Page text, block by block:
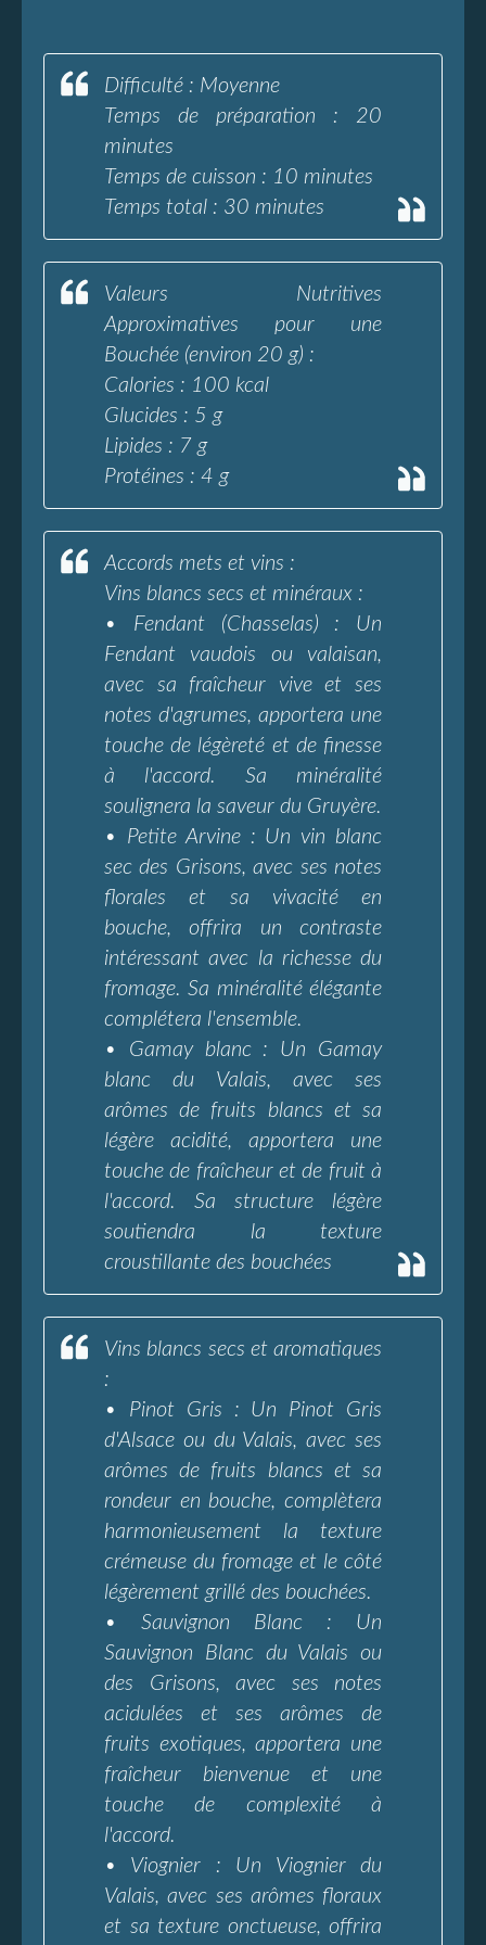
Difficulté : Moyenne
Temps de préparation : 20
minutes
Temps de cuisson : 10 minutes
Temps total : 30 minutes
Valeurs Nutritives
Approximatives pour une
Bouchée (environ 20 g) :
Calories : 100 kcal
Glucides : 5 g
Lipides : 7 g
Protéines : 4 g
Accords mets et vins :
Vins blancs secs et minéraux :
• Fendant (Chasselas) : Un
Fendant vaudois ou valaisan,
avec sa fraîcheur vive et ses
notes d'agrumes, apportera une
touche de légèreté et de finesse
à l'accord. Sa minéralité
soulignera la saveur du Gruyère.
• Petite Arvine : Un vin blanc
sec des Grisons, avec ses notes
florales et sa vivacité en
bouche, offrira un contraste
intéressant avec la richesse du
fromage. Sa minéralité élégante
complétera l'ensemble.
• Gamay blanc : Un Gamay
blanc du Valais, avec ses
arômes de fruits blancs et sa
légère acidité, apportera une
touche de fraîcheur et de fruit à
l'accord. Sa structure légère
soutiendra la texture
croustillante des bouchées
Vins blancs secs et aromatiques
:
• Pinot Gris : Un Pinot Gris
d'Alsace ou du Valais, avec ses
arômes de fruits blancs et sa
rondeur en bouche, complètera
harmonieusement la texture
crémeuse du fromage et le côté
légèrement grillé des bouchées.
• Sauvignon Blanc : Un
Sauvignon Blanc du Valais ou
des Grisons, avec ses notes
acidulées et ses arômes de
fruits exotiques, apportera une
fraîcheur bienvenue et une
touche de complexité à
l'accord.
• Viognier : Un Viognier du
Valais, avec ses arômes floraux
et sa texture onctueuse, offrira